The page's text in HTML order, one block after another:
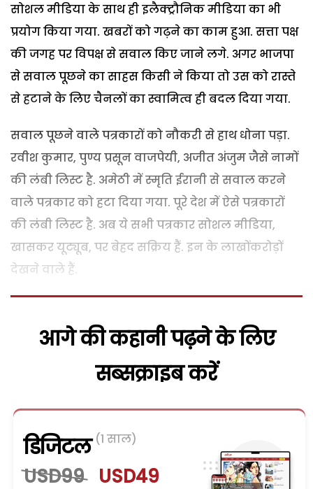
सोशल मीडिया के साथ ही इलैक्ट्रौनिक मीडिया का भी
प्रयोग किया गया. खबरों को गढ़ने का काम हुआ. सत्ता पक्ष
की जगह पर विपक्ष से सवाल किए जाने लगे. अगर भाजपा
से सवाल पूछने का साहस किसी ने किया तो उस को रास्ते
से हटाने के लिए चैनलों का स्वामित्व ही बदल दिया गया.
सवाल पूछने वाले पत्रकारों को नौकरी से हाथ धोना पड़ा.
रवीश कुमार, पुण्य प्रसून वाजपेयी, अजीत अंजुम जैसे नामों
की लंबी लिस्ट है. अमेठी में स्मृति ईरानी से सवाल करने
वाले पत्रकार को हटा दिया गया. पूरे देश में ऐसे पत्रकारों
की लंबी लिस्ट है. अब ये सभी पत्रकार सोशल मीडिया,
खासकर यूट्यूब, पर बेहद सक्रिय हैं. इन के लाखोंकरोड़ों
देखने वाले हैं.
आगे की कहानी पढ़ने के लिए
सब्सक्राइब करें
डिजिटल (1 साल)
USD99 USD49